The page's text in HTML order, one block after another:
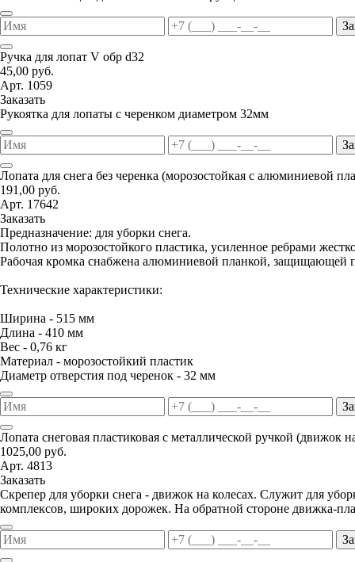
Ручка для лопат V обр d32
45,00 руб.
Арт. 1059
Заказать
Рукоятка для лопаты с черенком диаметром 32мм
Лопата для снега без черенка (морозостойкая с алюминиевой
191,00 руб.
Арт. 17642
Заказать
Предназначение: для уборки снега.
Полотно из морозостойкого пластика, усиленное ребрами
Рабочая кромка снабжена алюминиевой планкой, защищающей
Технические характеристики:
Ширина - 515 мм
Длина - 410 мм
Вес - 0,76 кг
Материал - морозостойкий пластик
Диаметр отверстия под черенок - 32 мм
Лопата снеговая пластиковая с металлической ручкой (движок
1025,00 руб.
Арт. 4813
Заказать
Скрепер для уборки снега - движок на колесах. Служит для
комплексов, широких дорожек. На обратной стороне движка-